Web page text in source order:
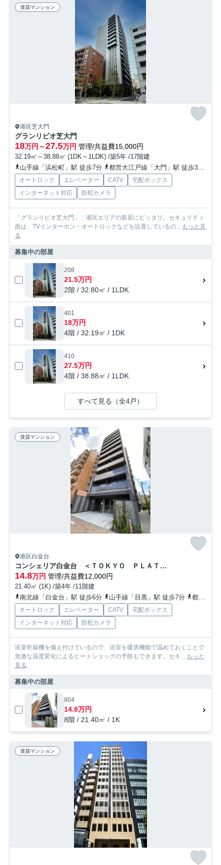
賃貸マンション
港区芝大門
グランリビオ芝大門
18万円～27.5万円 管理/共益費15,000円
32.19㎡～38.88㎡ (1DK～1LDK) /築5年 /17階建
山手線「浜松町」駅 徒歩7分
都営大江戸線「大門」駅 徒歩3分
オートロック エレベーター CATV
宅配ボックス
インターネット対応
防犯カメラ
「グランリビオ芝大門」：港区エリアの新居にピッタリ。セキュリティ
面は、TVインターホン・オートロックなどを設置しているの... もっと見
る
募集中の部屋
208
21.5万円
2階 / 32.80㎡ / 1LDK
401
18万円
4階 / 32.19㎡ / 1DK
410
27.5万円
4階 / 38.88㎡ / 1LDK
すべて見る（全4戸）
賃貸マンション
港区白金台
コンシェリア白金台 ＜ＴＯＫＹＯ ＰＬＡＴＩＮＵＭ＞
14.8万円 管理/共益費12,000円
21.40㎡ (1K) /築4年 /11階建
南北線「白金台」駅 徒歩6分
山手線「目黒」駅 徒歩7分 都営浅草線「高輪台」駅 徒歩15分
オートロック エレベーター CATV
宅配ボックス
インターネット対応
防犯カメラ
浴室乾燥機を備え付けているので、浴室を暖房機能で温めておくことで
急激な温度変化によるヒートショックの予防もできます。セキ... もっと
見る
募集中の部屋
804
14.8万円
8階 / 21.40㎡ / 1K
賃貸マンション